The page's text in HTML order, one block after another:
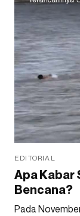
EDITORIAL
Apa Kabar
Bencana?
Pada